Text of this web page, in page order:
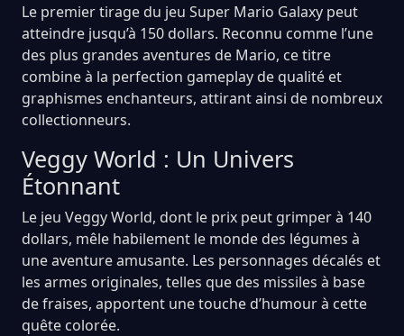
Le premier tirage du jeu Super Mario Galaxy peut
atteindre jusqu’à 150 dollars. Reconnu comme l’une
des plus grandes aventures de Mario, ce titre
combine à la perfection gameplay de qualité et
graphismes enchanteurs, attirant ainsi de nombreux
collectionneurs.
Veggy World : Un Univers
Étonnant
Le jeu Veggy World, dont le prix peut grimper à 140
dollars, mêle habilement le monde des légumes à
une aventure amusante. Les personnages décalés et
les armes originales, telles que des missiles à base
de fraises, apportent une touche d’humour à cette
quête colorée.